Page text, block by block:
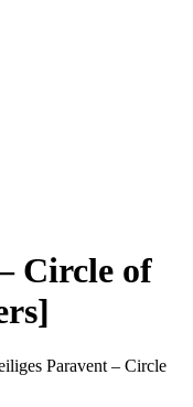
Circle of
Paravent – Circle